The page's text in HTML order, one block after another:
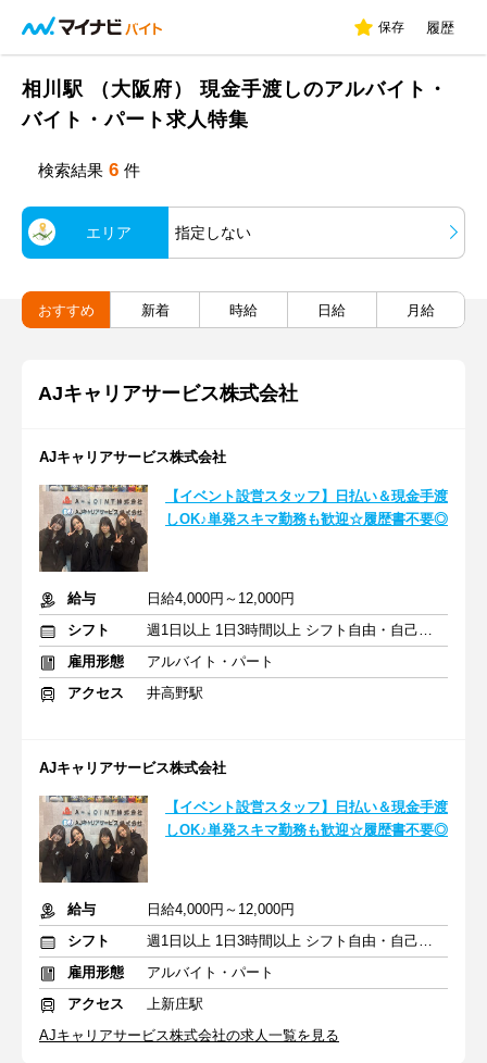
保存 履歴
相川駅 （大阪府） 現金手渡しのアルバイト・
バイト・パート求人特集
検索結果 6 件
エリア 指定しない
おすすめ 新着 時給 日給 月給
AJキャリアサービス株式会社
AJキャリアサービス株式会社
【イベント設営スタッフ】日払い＆現金手渡
しOK♪単発スキマ勤務も歓迎☆履歴書不要◎
給与
日給4,000円～12,000円
シフト
週1日以上 1日3時間以上 シフト自由・自己申告
雇用形態
アルバイト・パート
アクセス
井高野駅
AJキャリアサービス株式会社
【イベント設営スタッフ】日払い＆現金手渡
しOK♪単発スキマ勤務も歓迎☆履歴書不要◎
給与
日給4,000円～12,000円
シフト
週1日以上 1日3時間以上 シフト自由・自己申告
雇用形態
アルバイト・パート
アクセス
上新庄駅
AJキャリアサービス株式会社の求人一覧を見る